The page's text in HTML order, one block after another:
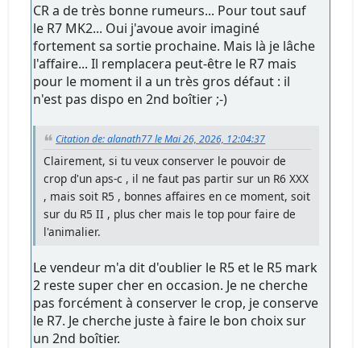
CR a de très bonne rumeurs... Pour tout sauf
le R7 MK2... Oui j'avoue avoir imaginé
fortement sa sortie prochaine. Mais là je lâche
l'affaire... Il remplacera peut-être le R7 mais
pour le moment il a un très gros défaut : il
n'est pas dispo en 2nd boîtier ;-)
Citation de: alanath77 le Mai 26, 2026, 12:04:37
Clairement, si tu veux conserver le pouvoir de
crop d'un aps-c , il ne faut pas partir sur un R6 XXX
, mais soit R5 , bonnes affaires en ce moment, soit
sur du R5 II , plus cher mais le top pour faire de
l'animalier.
Le vendeur m'a dit d'oublier le R5 et le R5 mark
2 reste super cher en occasion. Je ne cherche
pas forcément à conserver le crop, je conserve
le R7. Je cherche juste à faire le bon choix sur
un 2nd boîtier.